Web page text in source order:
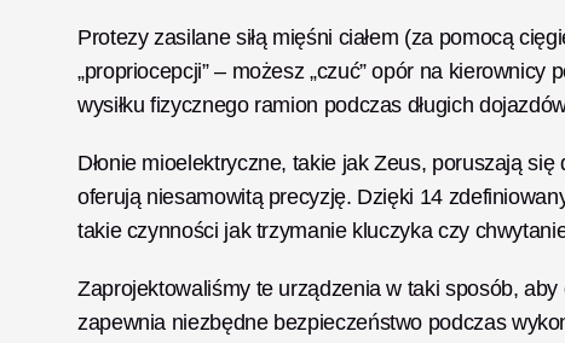
Protezy zasilane siłą mięśni ciałem (za pomocą
„propriocepcji” – możesz „czuć” opór na
wysiłku fizycznego ramion podczas długich
Dłonie mioelektryczne, takie jak Zeus, poruszają
oferują niesamowitą precyzję. Dzięki 14
takie czynności jak trzymanie kluczyka czy
Zaprojektowaliśmy te urządzenia w taki sposób,
zapewnia niezbędne bezpieczeństwo podczas